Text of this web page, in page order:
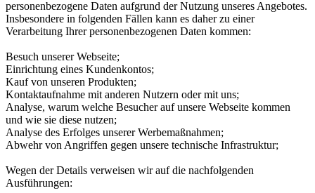
personenbezogene Daten aufgrund der Nutzung unseres Angebotes.
Insbesondere in folgenden Fällen kann es daher zu einer
Verarbeitung Ihrer personenbezogenen Daten kommen:
Besuch unserer Webseite;
Einrichtung eines Kundenkontos;
Kauf von unseren Produkten;
Kontaktaufnahme mit anderen Nutzern oder mit uns;
Analyse, warum welche Besucher auf unsere Webseite kommen
und wie sie diese nutzen;
Analyse des Erfolges unserer Werbemaßnahmen;
Abwehr von Angriffen gegen unsere technische Infrastruktur;
Wegen der Details verweisen wir auf die nachfolgenden
Ausführungen: